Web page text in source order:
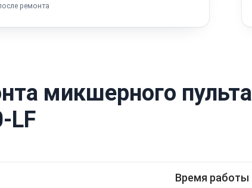
ремонта
микшерного пульта
LF
Время работы